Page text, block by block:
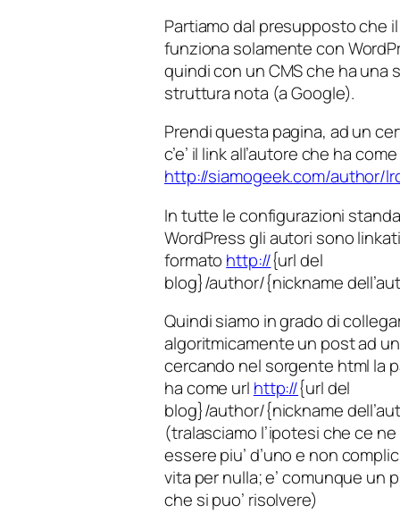
Partiamo dal presupposto che
funziona solamente con
quindi con un CMS che ha una
struttura nota (a Google).
Prendi questa pagina, ad un
c’e’ il link all’autore che ha come
http://siamogeek.com/author/
In tutte le configurazioni
WordPress gli autori sono
formato http://{url del
blog}/author/{nickname
Quindi siamo in grado di
algoritmicamente un post ad
cercando nel sorgente html la
ha come url http://{url del
blog}/author/{nickname
(tralasciamo l’ipotesi che ce
essere piu’ d’uno e non
vita per nulla; e’ comunque un
che si puo’ risolvere)